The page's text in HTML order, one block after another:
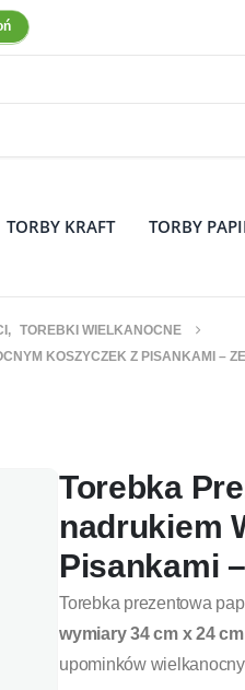
TORBY KRAFT TORBY
, TOREBKI WIELKANOCNE
KOSZYCZEK Z PISANKAMI –
Torebka
nadrukiem
Pisankami
Torebka prezentowa
wymiary 34 cm x 24
upominków